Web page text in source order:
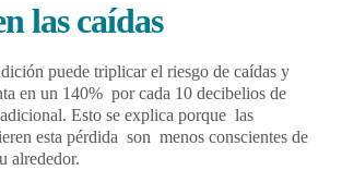
las caídas
puede triplicar el riesgo de caídas y
en un 140% por cada 10 decibelios de
Esto se explica porque las
esta pérdida son menos conscientes de
alrededor.